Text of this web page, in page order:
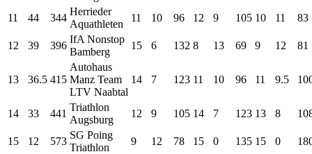
11 44 344
Herrieder
Aquathleten
11 10 96 12 9 105 10 11 83
12 39 396
IfA Nonstop
Bamberg
15 6 132 8 13 69 9 12 81
13 36.5 415
Autohaus
Manz Team
LTV Naabtal
14 7 123 11 10 96 11 9.5
14 33 441
Triathlon
Augsburg
12 9 105 14 7 123 13 8
15 12 573
SG Poing
Triathlon
9 12 78 15 0 135 15 0